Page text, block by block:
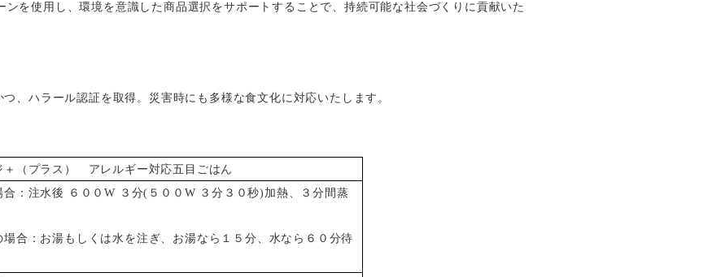
を使用し、環境を意識した商品選択をサポートすることで、持続可能な社会づくりに貢献いた
、ハラール認証を取得。災害時にも多様な食文化に対応いたします。
＋（プラス） アレルギー対応五目ごはん
合：注水後 ６００W ３分(５００W ３分３０秒)加熱、３分間蒸
場合：お湯もしくは水を注ぎ、お湯なら１５分、水なら６０分待